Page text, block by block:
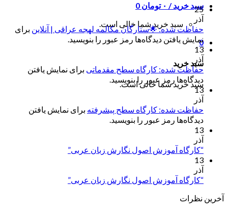
سبد خرید / ۰ تومان 0
سبد خرید شما خالی است.
0
سبد خرید
سبد خرید شما خالی است.
25
آذر
حفاظت شده: 🌟ستارگان مکالمه لهجه عراقی | آنلاین برای
نمایش یافتن دیدگاه‌ها رمز عبور را بنویسید.
13
آذر
حفاظت شده: کارگاه سطح مقدماتی برای نمایش یافتن
دیدگاه‌ها رمز عبور را بنویسید.
13
آذر
حفاظت شده: کارگاه سطح پیشرفته برای نمایش یافتن
دیدگاه‌ها رمز عبور را بنویسید.
13
آذر
“کارگاه آموزش اصول نگارش زبان عربی”
13
آذر
“کارگاه آموزش اصول نگارش زبان عربی”
آخرین نظرات